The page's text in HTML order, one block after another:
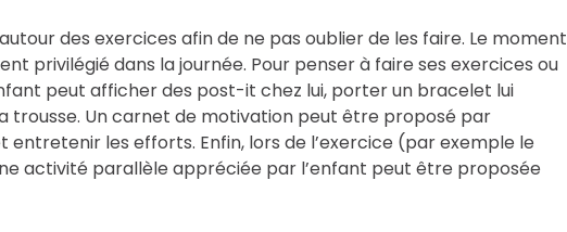
des exercices afin de ne pas oublier de les faire. Le moment
privilégié dans la journée. Pour penser à faire ses exercices ou
peut afficher des post-it chez lui, porter un bracelet lui
trousse. Un carnet de motivation peut être proposé par
entretenir les efforts. Enfin, lors de l’exercice (par exemple le
activité parallèle appréciée par l’enfant peut être proposée